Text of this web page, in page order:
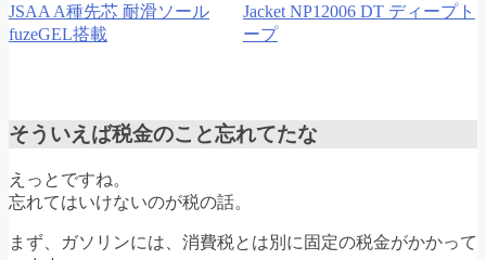
JSAA A種先芯 耐滑ソール
fuzeGEL搭載
Jacket NP12006 DT ディープト
ープ
そういえば税金のこと忘れてたな
えっとですね。
忘れてはいけないのが税の話。
まず、ガソリンには、消費税とは別に固定の税金がかかって